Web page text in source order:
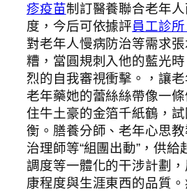
疹疫苗制訂醫養聯合老年
度，今后可依據評員工診
對老年人慢病防治等需求
糟，當圓規刺入他的藍光
烈的自我審視衝擊。，讓老
老年藥她的蕾絲絲帶像一
住牛土豪的金箔千紙鶴，試
衡。膳養分師、老年心思
治理師等“組團出動”，供
調度等一體化的干涉計劃
康程度與生涯東西的品質